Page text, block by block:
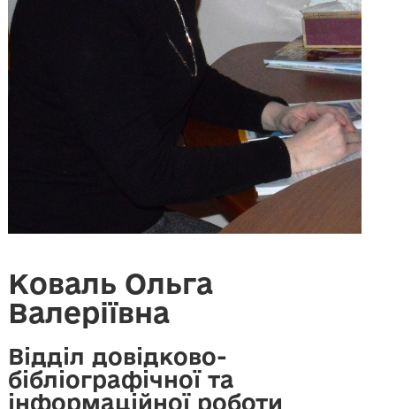
Коваль Ольга
Валеріївна
Відділ довідково-
бібліографічної та
інформаційної роботи